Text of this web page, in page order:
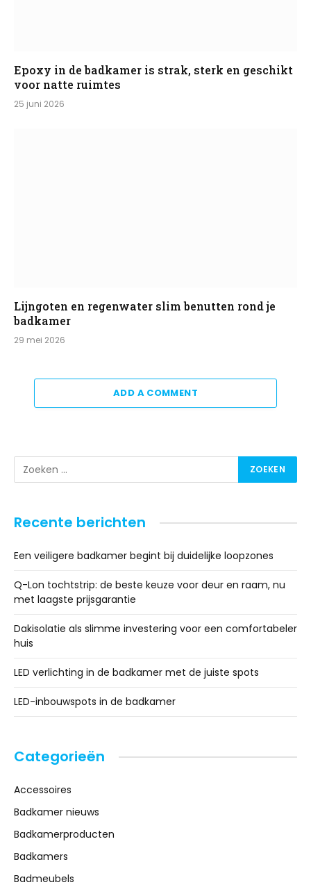
Epoxy in de badkamer is strak, sterk en geschikt
voor natte ruimtes
25 juni 2026
Lijngoten en regenwater slim benutten rond je
badkamer
29 mei 2026
ADD A COMMENT
Recente berichten
Een veiligere badkamer begint bij duidelijke loopzones
Q-Lon tochtstrip: de beste keuze voor deur en raam, nu
met laagste prijsgarantie
Dakisolatie als slimme investering voor een comfortabeler
huis
LED verlichting in de badkamer met de juiste spots
LED-inbouwspots in de badkamer
Categorieën
Accessoires
Badkamer nieuws
Badkamerproducten
Badkamers
Badmeubels